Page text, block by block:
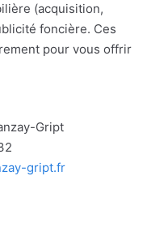
(acquisition,
foncière. Ces
pour vous offrir
Gript
gript.fr